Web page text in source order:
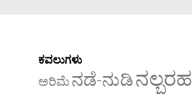
ಕವಲುಗಳು
ಅರಿಮೆನಡೆ-ನುಡಿನಲ್ಬರಹ